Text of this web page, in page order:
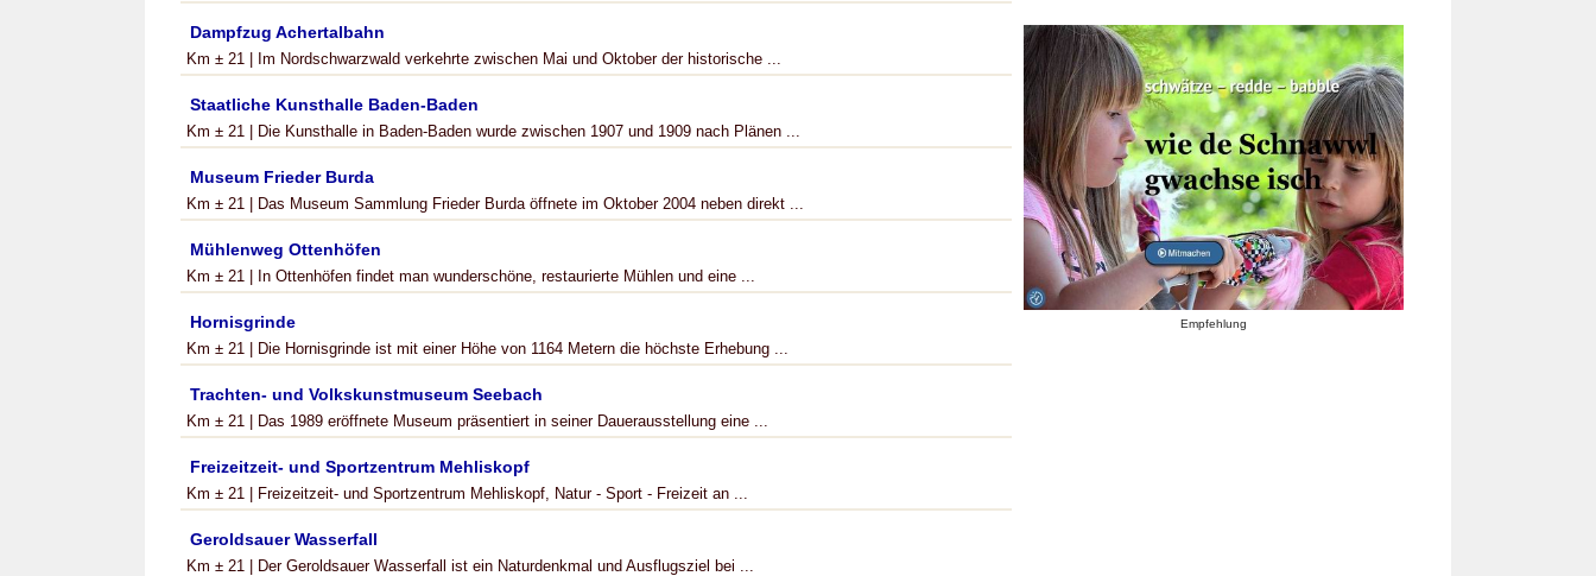
Dampfzug Achertalbahn
Km ± 21 | Im Nordschwarzwald verkehrte zwischen Mai und Oktober der historische ...
Staatliche Kunsthalle Baden-Baden
Km ± 21 | Die Kunsthalle in Baden-Baden wurde zwischen 1907 und 1909 nach Plänen ...
Museum Frieder Burda
Km ± 21 | Das Museum Sammlung Frieder Burda öffnete im Oktober 2004 neben direkt ...
Mühlenweg Ottenhöfen
Km ± 21 | In Ottenhöfen findet man wunderschöne, restaurierte Mühlen und eine ...
Hornisgrinde
Km ± 21 | Die Hornisgrinde ist mit einer Höhe von 1164 Metern die höchste Erhebung ...
Trachten- und Volkskunstmuseum Seebach
Km ± 21 | Das 1989 eröffnete Museum präsentiert in seiner Dauerausstellung eine ...
Freizeitzeit- und Sportzentrum Mehliskopf
Km ± 21 | Freizeitzeit- und Sportzentrum Mehliskopf, Natur - Sport - Freizeit an ...
Geroldsauer Wasserfall
Km ± 21 | Der Geroldsauer Wasserfall ist ein Naturdenkmal und Ausflugsziel bei ...
Empfehlung